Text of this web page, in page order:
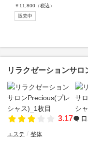
￥ 11,800 （税込）
販売中
リラクゼーションサ
3.17 口
エステ 整体